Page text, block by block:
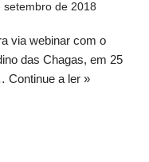
setembro de 2018
via webinar com o
das Chagas, em 25
Continue a ler »